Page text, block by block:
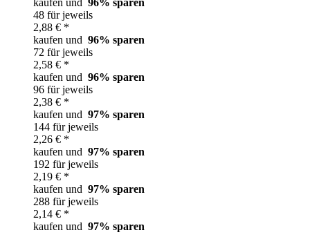
48 für jeweils
2,88 € *
kaufen und 96% sparen
72 für jeweils
2,58 € *
kaufen und 96% sparen
96 für jeweils
2,38 € *
kaufen und 97% sparen
144 für jeweils
2,26 € *
kaufen und 97% sparen
192 für jeweils
2,19 € *
kaufen und 97% sparen
288 für jeweils
2,14 € *
kaufen und 97% sparen